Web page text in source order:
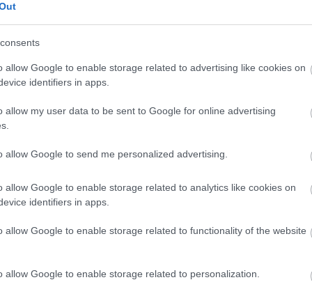
allow Google to enable storage related to advertising like cookies on
identifiers in apps.
allow my user data to be sent to Google for online advertising
allow Google to send me personalized advertising.
allow Google to enable storage related to analytics like cookies on
identifiers in apps.
allow Google to enable storage related to functionality of the website
allow Google to enable storage related to personalization.